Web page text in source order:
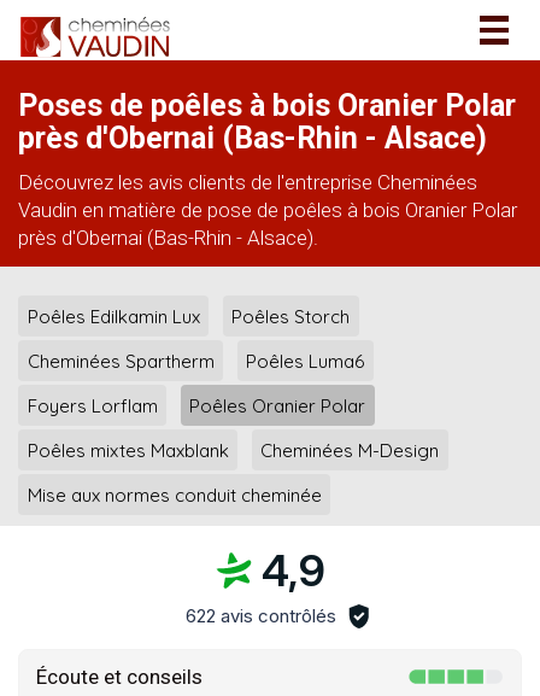
Poses de poêles à bois Oranier Polar
près d'Obernai (Bas-Rhin - Alsace)
Découvrez les avis clients de l'entreprise Cheminées
Vaudin en matière de pose de poêles à bois Oranier Polar
près d'Obernai (Bas-Rhin - Alsace).
Poêles Edilkamin Lux
Poêles Storch
Cheminées Spartherm
Poêles Luma6
Foyers Lorflam
Poêles Oranier Polar
Poêles mixtes Maxblank
Cheminées M-Design
Mise aux normes conduit cheminée
4,9
622 avis contrôlés
Écoute et conseils